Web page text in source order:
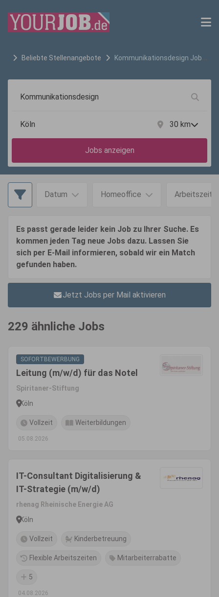
Beliebte Stellenangebote Kommunikationsdesign Jobs
30 km
Jobs anzeigen
Datum Homeoffice Arbeitszeit
Es passt gerade leider kein Job zu Ihrer Suche. Es
kommen jeden Tag neue Jobs dazu. Lassen Sie
sich per E-Mail informieren, sobald wir ein Match
gefunden haben.
Jetzt Jobs per Mail aktivieren
229 ähnliche Jobs
SOFORTBEWERBUNG
Leitung (m/w/d) für das Notel
Spiritaner-Stiftung
Köln
Vollzeit Weiterbildungen
05.08.2026
IT-Consultant Digitalisierung &
IT-Strategie (m/w/d)
rhenag Rheinische Energie AG
Köln
Vollzeit Kinderbetreuung
Flexible Arbeitszeiten Mitarbeiterrabatte
5
04.08.2026